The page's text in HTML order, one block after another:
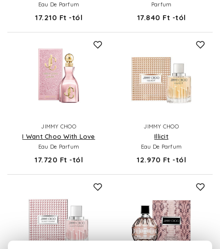
Eau De Parfum
17.210 Ft -tól
Parfum
17.840 Ft -tól
JIMMY CHOO
I Want Choo With Love
Eau De Parfum
17.720 Ft -tól
JIMMY CHOO
Illicit
Eau De Parfum
12.970 Ft -tól